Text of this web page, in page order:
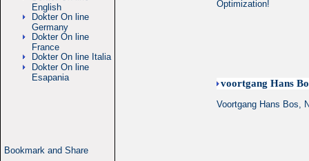
English
Dokter On line
Germany
Dokter On line
France
Dokter On line Italia
Dokter On line
Esapania
Optimization!
voortgang Hans
Voortgang Hans Bos,